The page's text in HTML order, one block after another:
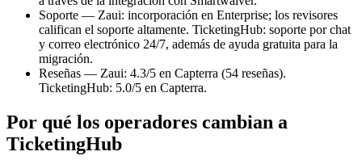
Soporte — Zaui: incorporación en Enterprise; los revisores
califican el soporte altamente. TicketingHub: soporte por chat
y correo electrónico 24/7, además de ayuda gratuita para la
migración.
Reseñas — Zaui: 4.3/5 en Capterra (54 reseñas).
TicketingHub: 5.0/5 en Capterra.
Por qué los operadores cambian a
TicketingHub